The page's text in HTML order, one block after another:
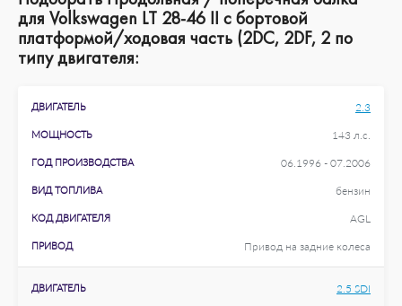
для Volkswagen LT 28-46 II c бортовой
платформой/ходовая часть (2DC, 2DF, 2 по
типу двигателя:
ДВИГАТЕЛЬ 2.3
МОЩНОСТЬ 143 л.с.
ГОД ПРОИЗВОДСТВА 06.1996 - 07.2006
ВИД ТОПЛИВА бензин
КОД ДВИГАТЕЛЯ AGL
ПРИВОД Привод на задние колеса
ДВИГАТЕЛЬ 2.5 SDI